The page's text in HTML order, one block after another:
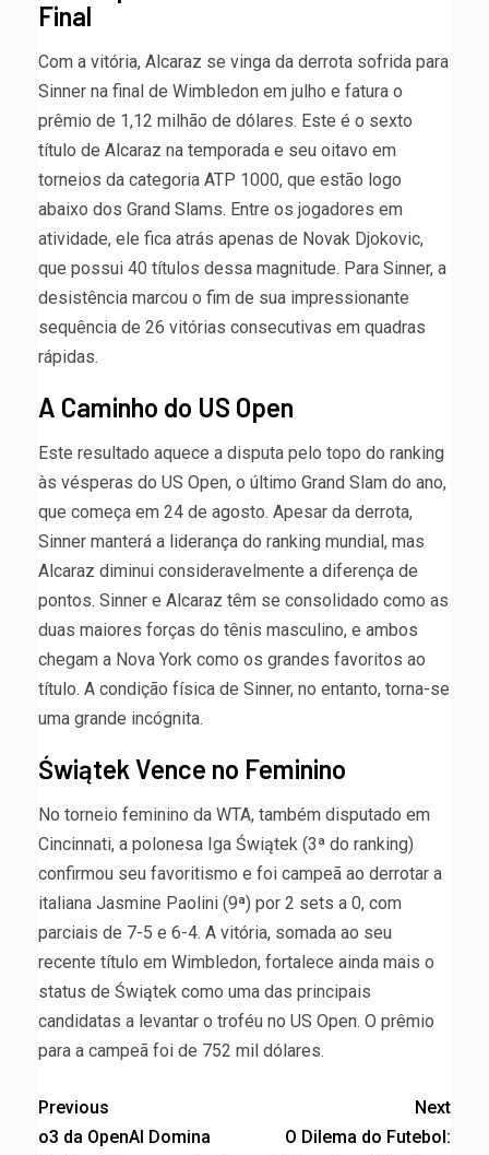
Final
Com a vitória, Alcaraz se vinga da derrota sofrida para
Sinner na final de Wimbledon em julho e fatura o
prêmio de 1,12 milhão de dólares. Este é o sexto
título de Alcaraz na temporada e seu oitavo em
torneios da categoria ATP 1000, que estão logo
abaixo dos Grand Slams. Entre os jogadores em
atividade, ele fica atrás apenas de Novak Djokovic,
que possui 40 títulos dessa magnitude. Para Sinner, a
desistência marcou o fim de sua impressionante
sequência de 26 vitórias consecutivas em quadras
rápidas.
A Caminho do US Open
Este resultado aquece a disputa pelo topo do ranking
às vésperas do US Open, o último Grand Slam do ano,
que começa em 24 de agosto. Apesar da derrota,
Sinner manterá a liderança do ranking mundial, mas
Alcaraz diminui consideravelmente a diferença de
pontos. Sinner e Alcaraz têm se consolidado como as
duas maiores forças do tênis masculino, e ambos
chegam a Nova York como os grandes favoritos ao
título. A condição física de Sinner, no entanto, torna-se
uma grande incógnita.
Świątek Vence no Feminino
No torneio feminino da WTA, também disputado em
Cincinnati, a polonesa Iga Świątek (3ª do ranking)
confirmou seu favoritismo e foi campeã ao derrotar a
italiana Jasmine Paolini (9ª) por 2 sets a 0, com
parciais de 7-5 e 6-4. A vitória, somada ao seu
recente título em Wimbledon, fortalece ainda mais o
status de Świątek como uma das principais
candidatas a levantar o troféu no US Open. O prêmio
para a campeã foi de 752 mil dólares.
Previous
o3 da OpenAI Domina
Next
O Dilema do Futebol: